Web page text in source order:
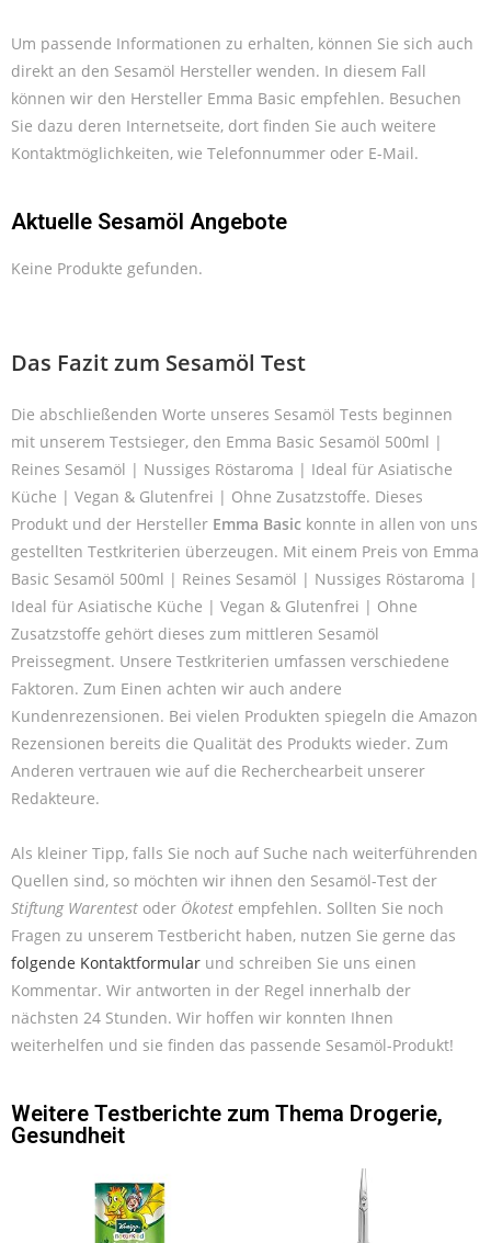
Um passende Informationen zu erhalten, können Sie sich auch
direkt an den Sesamöl Hersteller wenden. In diesem Fall
können wir den Hersteller Emma Basic empfehlen. Besuchen
Sie dazu deren Internetseite, dort finden Sie auch weitere
Kontaktmöglichkeiten, wie Telefonnummer oder E-Mail.
Aktuelle Sesamöl Angebote
Keine Produkte gefunden.
Das Fazit zum Sesamöl Test
Die abschließenden Worte unseres Sesamöl Tests beginnen
mit unserem Testsieger, den Emma Basic Sesamöl 500ml |
Reines Sesamöl | Nussiges Röstaroma | Ideal für Asiatische
Küche | Vegan & Glutenfrei | Ohne Zusatzstoffe. Dieses
Produkt und der Hersteller Emma Basic konnte in allen von uns
gestellten Testkriterien überzeugen. Mit einem Preis von Emma
Basic Sesamöl 500ml | Reines Sesamöl | Nussiges Röstaroma |
Ideal für Asiatische Küche | Vegan & Glutenfrei | Ohne
Zusatzstoffe gehört dieses zum mittleren Sesamöl
Preissegment. Unsere Testkriterien umfassen verschiedene
Faktoren. Zum Einen achten wir auch andere
Kundenrezensionen. Bei vielen Produkten spiegeln die Amazon
Rezensionen bereits die Qualität des Produkts wieder. Zum
Anderen vertrauen wie auf die Recherchearbeit unserer
Redakteure.
Als kleiner Tipp, falls Sie noch auf Suche nach weiterführenden
Quellen sind, so möchten wir ihnen den Sesamöl-Test der
Stiftung Warentest oder Ökotest empfehlen. Sollten Sie noch
Fragen zu unserem Testbericht haben, nutzen Sie gerne das
folgende Kontaktformular und schreiben Sie uns einen
Kommentar. Wir antworten in der Regel innerhalb der
nächsten 24 Stunden. Wir hoffen wir konnten Ihnen
weiterhelfen und sie finden das passende Sesamöl-Produkt!
Weitere Testberichte zum Thema Drogerie,
Gesundheit